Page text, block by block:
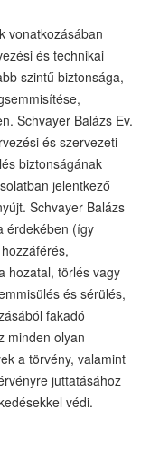
vonatkozásában
és technikai
szintű biztonsága,
Schvayer Balázs Ev.
és szervezeti
biztonságának
jelentkező
Schvayer Balázs
érdekében (így
hozatal, törlés vagy
és sérülés,
fakadó
minden olyan
a törvény, valamint
juttatásához
védi.